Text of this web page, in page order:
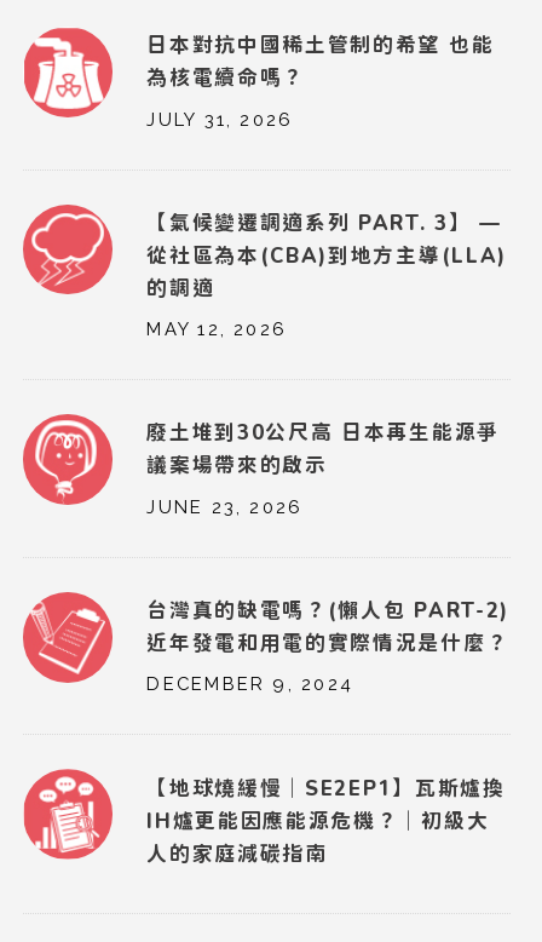
日本對抗中國稀土管制的希望 也能
為核電續命嗎？
JULY 31, 2026
【氣候變遷調適系列 PART. 3】 —
從社區為本(CBA)到地方主導(LLA)
的調適
MAY 12, 2026
廢土堆到30公尺高 日本再生能源爭
議案場帶來的啟示
JUNE 23, 2026
台灣真的缺電嗎？(懶人包 PART-2)
近年發電和用電的實際情況是什麼？
DECEMBER 9, 2024
【地球燒緩慢｜SE2EP1】瓦斯爐換
IH爐更能因應能源危機？｜初級大
人的家庭減碳指南